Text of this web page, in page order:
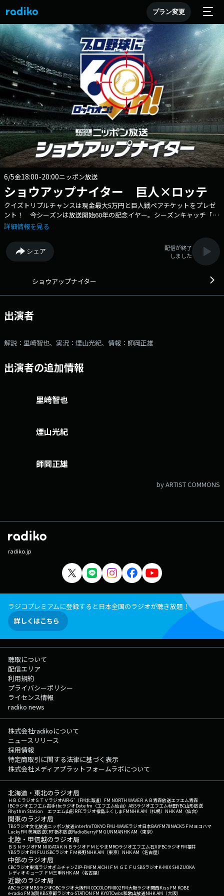
プラン変更
6/5金18:00-20:00ニッポン放送
ショウアップナイター 巨人×ロッテ
クイズトリプルチャンスは現金最大5万円と巨人戦ペアチケットをプレゼ
ント！ 今シーズンは放送開始60年の記念イヤー。シーズンキャッチ「プ
ロ野球に60n!(ロックオン)」のもと、プロ野球ファンの心を捉えて離さな
戦 ～東京ドーム ○解説 里崎智也 ○実況 煙山光紀 ○情報 師岡
正雄 ○スタジオ担当 新行市佳 ※試合終了まで中継しますメールア
ドレス： 89@1242.com 番組ホームページはこちら twitterハッ
「@showup1242」
詳細情報を見る
シェア
配信が終了
しました
ショウアップナイター
出演者
解説：里崎智也、実況：煙山光紀、情報：師岡正雄
出演者の追加情報
里崎智也
煙山光紀
師岡正雄
by ARTIST COMMONS
radiko.jp
ラジコプレミアムに登録すると日本全国のラジオが聴き放題！
詳しくはこちら
聴取について
配信エリア
利用規約
プライバシーポリシー
ライセンス情報
radiko news
株式会社radikoについて
ニュースリリース
採用情報
特定商取引に関する法律に基づく表示
株式会社メディアプラットフォームラボについて
北海道・東北のラジオ局
ＨＢＣラジオＳＴＶラジオAIR-G'（FM北海道） FM NORTH WAVEＲＡＢ青森放送エフエム青森
IBCラジオエフエム岩手tbcラジオDate fm（エフエム仙台） ABSラジオエフエム秋田YBC山形放送
Rhythm Station エフエム山形RFCラジオ福島ふくしまFMNHK AM（札幌） NHK AM（仙台）
関東のラジオ局
TBSラジオ文化放送ニッポン放送interfmTOKYO FMJ-WAVEラジオ日本BAYFM78NACK5 ＦＭヨコハマ
LuckyFM 茨城放送CRT栃木放送RadioBerryFM GUNMANHK AM（東京）
北陸・甲信越のラジオ局
ＢＳＮラジオFM NIIGATAＫＮＢラジオ ＦＭとやまMROラジオエフエム石川FBCラジオFM福井
YBSラジオFM FUJISBCラジオ ＦＭ長野NHK AM（東京） NHK AM（名古屋）
中部のラジオ局
CBCラジオ東海ラジオぎふチャンZIP-FMFM AICHI ＦＭ ＧＩＦＵ SBSラジオK-MIX SHIZUOKA
レディオキューブ ＦＭ三重NHK AM（名古屋）
近畿のラジオ局
ABCラジオMBSラジオOBCラジオ大阪FM COCOLOFM802FM大阪ラジオ関西Kiss FM KOBE
e-radio FM滋賀KBS京都ラジオα-STATION FM KYOTOwbs和歌山放送NHK AM（大阪）